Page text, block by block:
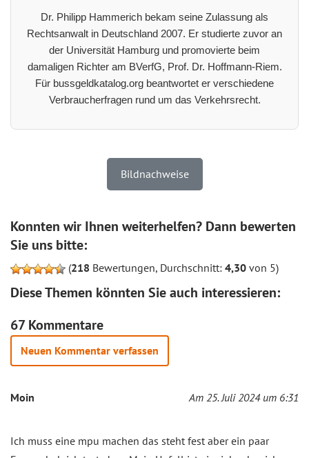
Dr. Philipp Hammerich bekam seine Zulassung als
Rechtsanwalt in Deutschland 2007. Er studierte zuvor an
der Universität Hamburg und promovierte beim
damaligen Richter am BVerfG, Prof. Dr. Hoffmann-Riem.
Für bussgeldkatalog.org beantwortet er verschiedene
Verbraucherfragen rund um das Verkehrsrecht.
Bildnachweise
Konnten wir Ihnen weiterhelfen? Dann bewerten
Sie uns bitte:
(218 Bewertungen, Durchschnitt: 4,30 von 5)
Diese Themen könnten Sie auch interessieren:
67 Kommentare
Neuen Kommentar verfassen
Moin Am 25. Juli 2024 um 6:31
Ich muss eine mpu machen das steht fest aber ein paar